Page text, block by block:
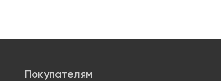
Покупателям